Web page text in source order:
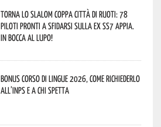
Torna lo Slalom Coppa Città di Ruoti: 78
piloti pronti a sfidarsi sulla ex SS7 Appia.
In bocca al lupo!
Bonus corso di lingue 2026, come richiederlo
all’INPS e a chi spetta